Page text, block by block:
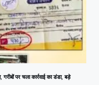
पर चला कार्रवाई का डंडा, बड़े